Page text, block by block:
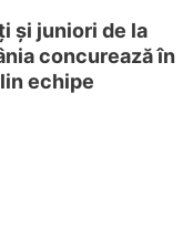
și juniori de la
concurează în
echipe